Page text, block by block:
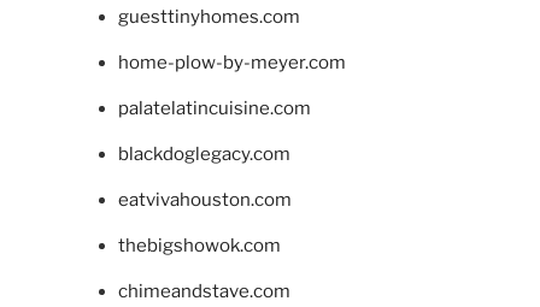
guesttinyhomes.com
home-plow-by-meyer.com
palatelatincuisine.com
blackdoglegacy.com
eatvivahouston.com
thebigshowok.com
chimeandstave.com